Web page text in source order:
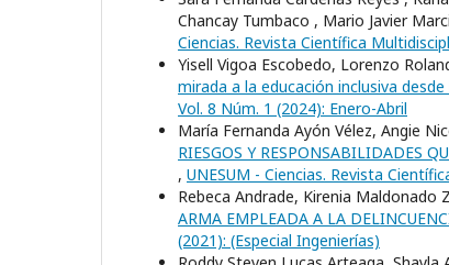
Chancay Tumbaco , Mario Javier
Ciencias. Revista Científica
Yisell Vigoa Escobedo, Lorenzo
mirada a la educación inclusiva
Vol. 8 Núm. 1 (2024): Enero-Abril
María Fernanda Ayón Vélez, Angie
RIESGOS Y RESPONSABILIDADES
, UNESUM - Ciencias. Revista
Rebeca Andrade, Kirenia Maldonado
ARMA EMPLEADA A LA
(2021): (Especial Ingenierí­as)